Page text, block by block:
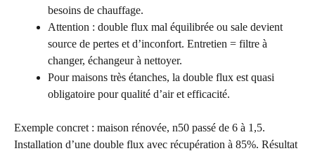
besoins de chauffage.
Attention : double flux mal équilibrée ou sale devient
source de pertes et d’inconfort. Entretien = filtre à
changer, échangeur à nettoyer.
Pour maisons très étanches, la double flux est quasi
obligatoire pour qualité d’air et efficacité.
Exemple concret : maison rénovée, n50 passé de 6 à 1,5.
Installation d’une double flux avec récupération à 85%. Résultat